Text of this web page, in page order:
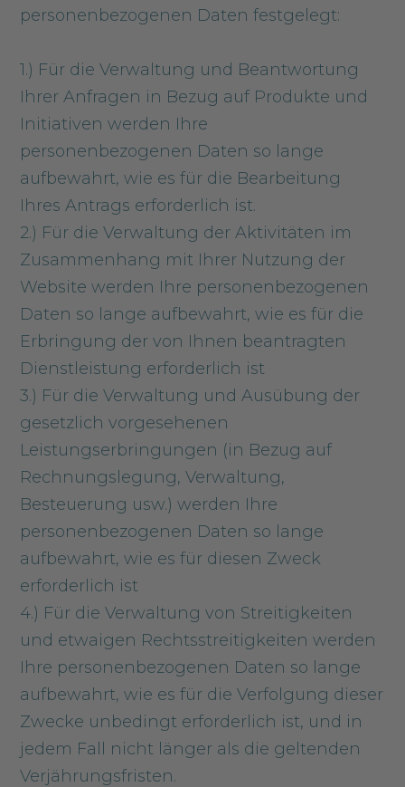
personenbezogenen Daten festgelegt:
1.) Für die Verwaltung und Beantwortung
Ihrer Anfragen in Bezug auf Produkte und
Initiativen werden Ihre
personenbezogenen Daten so lange
aufbewahrt, wie es für die Bearbeitung
Ihres Antrags erforderlich ist.
2.) Für die Verwaltung der Aktivitäten im
Zusammenhang mit Ihrer Nutzung der
Website werden Ihre personenbezogenen
Daten so lange aufbewahrt, wie es für die
Erbringung der von Ihnen beantragten
Dienstleistung erforderlich ist
3.) Für die Verwaltung und Ausübung der
gesetzlich vorgesehenen
Leistungserbringungen (in Bezug auf
Rechnungslegung, Verwaltung,
Besteuerung usw.) werden Ihre
personenbezogenen Daten so lange
aufbewahrt, wie es für diesen Zweck
erforderlich ist
4.) Für die Verwaltung von Streitigkeiten
und etwaigen Rechtsstreitigkeiten werden
Ihre personenbezogenen Daten so lange
aufbewahrt, wie es für die Verfolgung dieser
Zwecke unbedingt erforderlich ist, und in
jedem Fall nicht länger als die geltenden
Verjährungsfristen.